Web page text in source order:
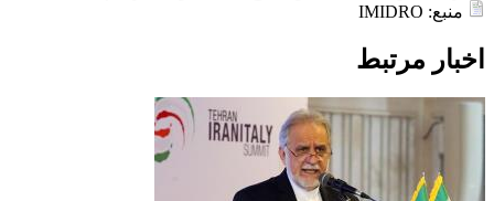
اخبار مرتبط